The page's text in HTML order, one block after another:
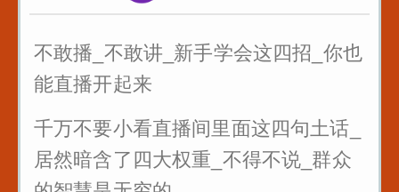
不敢播_不敢讲_新手学会这四招_你也
能直播开起来
千万不要小看直播间里面这四句土话_
居然暗含了四大权重_不得不说_群众